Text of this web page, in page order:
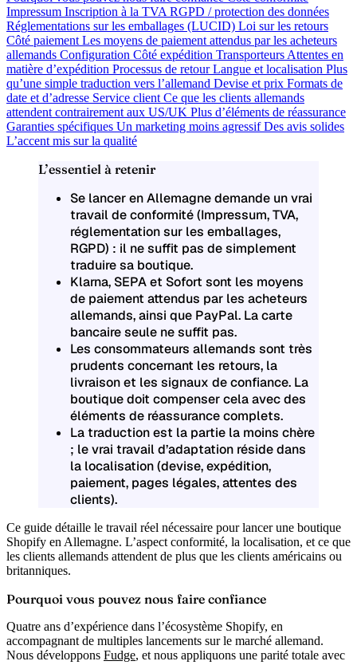
Impressum Inscription à la TVA RGPD / protection des données
Réglementations sur les emballages (LUCID) Loi sur les retours
Côté paiement Les moyens de paiement attendus par les acheteurs
allemands Configuration Côté expédition Transporteurs Attentes en
matière d’expédition Processus de retourLangue et localisation Plus
qu’une simple traduction vers l’allemand Devise et prix Formats de
date et d’adresse Service client Ce que les clients allemands
attendent contrairement aux US/UK Plus d’éléments de réassurance
Garanties spécifiques Un marketing moins agressifDes avis solides
L’accent mis sur la qualité
L’essentiel à retenir
Se lancer en Allemagne demande un vrai
travail de conformité (Impressum, TVA,
réglementation sur les emballages,
RGPD) : il ne suffit pas de simplement
traduire sa boutique.
Klarna, SEPA et Sofort sont les moyens
de paiement attendus par les acheteurs
allemands, ainsi que PayPal. La carte
bancaire seule ne suffit pas.
Les consommateurs allemands sont très
prudents concernant les retours, la
livraison et les signaux de confiance. La
boutique doit compenser cela avec des
éléments de réassurance complets.
La traduction est la partie la moins chère
; le vrai travail d’adaptation réside dans
la localisation (devise, expédition,
paiement, pages légales, attentes des
clients).
Ce guide détaille le travail réel nécessaire pour lancer une boutique
Shopify en Allemagne. L’aspect conformité, la localisation, et ce que
les clients allemands attendent de plus que les clients américains ou
britanniques.
Pourquoi vous pouvez nous faire confiance
Quatre ans d’expérience dans l’écosystème Shopify, en
accompagnant de multiples lancements sur le marché allemand.
Nous développons Fudge, et nous appliquons une parité totale avec